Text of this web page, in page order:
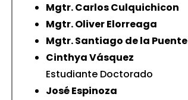
Mgtr. Carlos Culquichicon
Mgtr. Oliver Elorreaga
Mgtr. Santiago de la Puente
Cinthya Vásquez
Estudiante Doctorado
José Espinoza